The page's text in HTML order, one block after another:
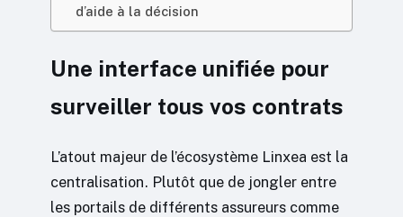
d’aide à la décision
Une interface unifiée pour
surveiller tous vos contrats
L’atout majeur de l’écosystème Linxea est la
centralisation. Plutôt que de jongler entre
les portails de différents assureurs comme